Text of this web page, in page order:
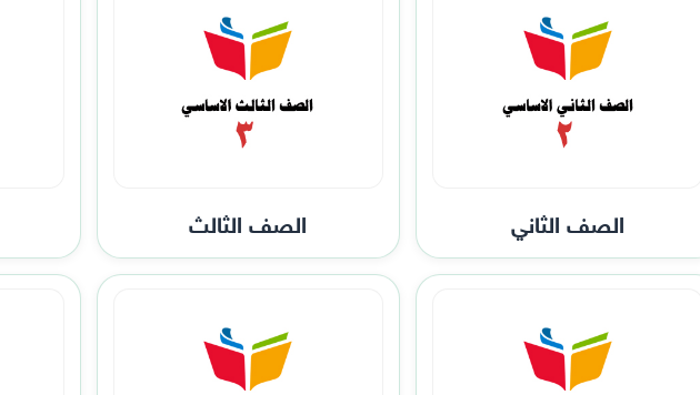
الصف الثاني الصف الثالث